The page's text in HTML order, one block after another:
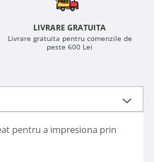
LIVRARE GRATUITA
Livrare gratuita pentru comenzile de
peste 600 Lei
pentru a impresiona prin